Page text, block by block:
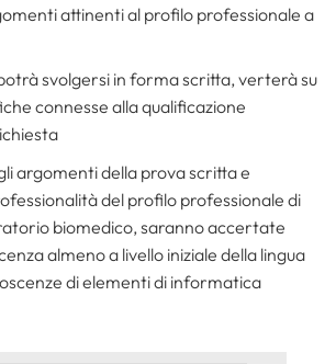
attinenti al profilo professionale a
svolgersi in forma scritta, verterà su
connesse alla qualificazione
argomenti della prova scritta e
del profilo professionale di
biomedico, saranno accertate
almeno a livello iniziale della lingua
di elementi di informatica